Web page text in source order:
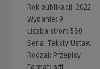
Rok publikacji: 2022
Wydanie: 9
Liczba stron: 560
Seria: Teksty Ustaw
Rodzaj: Przepisy
Format: pdf